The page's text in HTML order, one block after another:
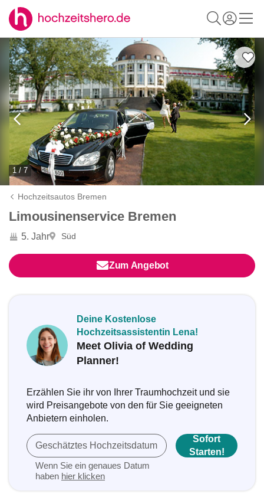
1 / 7
Hochzeitsautos Bremen
Limousinenservice Bremen
5. Jahr Süd
Zum Angebot
Deine Kostenlose
Hochzeitsassistentin Lena!
Meet Olivia of Wedding
Planner!
Erzählen Sie ihr von Ihrer Traumhochzeit und sie
wird Preisangebote von den für Sie geeigneten
Anbietern einholen.
Geschätztes Hochzeitsdatum
Wenn Sie ein genaues Datum
haben hier klicken
Sofort
Starten!